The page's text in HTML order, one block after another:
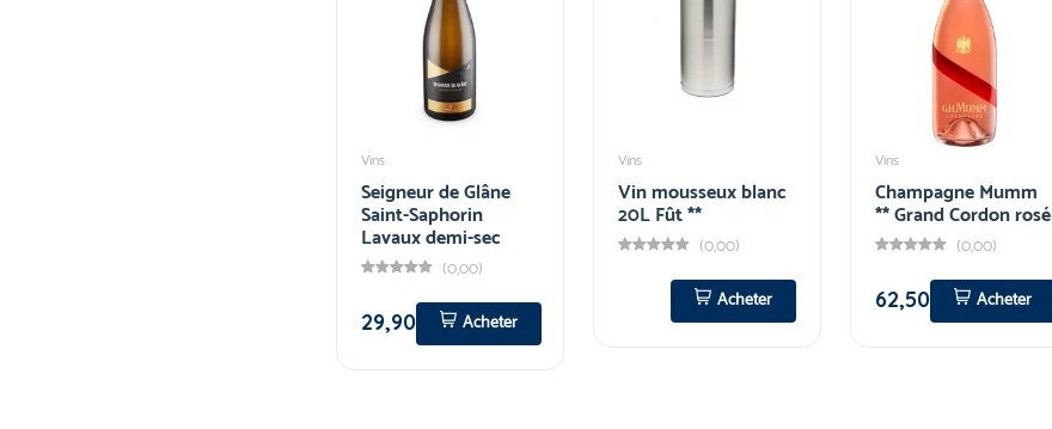
Vins
Seigneur de Glâne
Saint-Saphorin
Lavaux demi-sec
(0,00)
29,90
Acheter
Vins
Vin mousseux blanc
20L Fût **
(0,00)
Acheter
Vins
Champagne Mumm
** Grand Cordon rosé
(0,00)
62,50
Acheter